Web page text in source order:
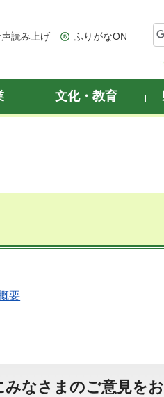
読み上げ ふりがなON
文化・教育
要
なさまのご意見を